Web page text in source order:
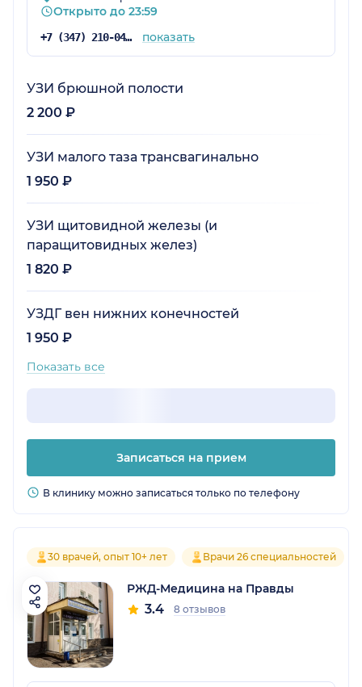
Открыто до 23:59
+7 (347) 210-04-96 показать
УЗИ брюшной полости
2 200 ₽
УЗИ малого таза трансвагинально
1 950 ₽
УЗИ щитовидной железы (и
паращитовидных желез)
1 820 ₽
УЗДГ вен нижних конечностей
1 950 ₽
Показать все
Записаться на прием
В клинику можно записаться только по телефону
30 врачей, опыт 10+ лет Врачи 26 специальностей
РЖД-Медицина на Правды
3.4 8 отзывов